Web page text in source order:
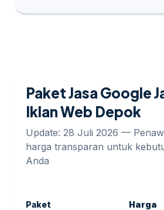
Paket Jasa Google
Iklan Web Depok
Update: 28 Juli 2026 —
harga transparan untuk
Anda
Paket Harga